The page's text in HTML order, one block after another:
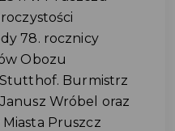
78. rocznicy
Obozu
Burmistrz
Wróbel oraz
Pruszcz